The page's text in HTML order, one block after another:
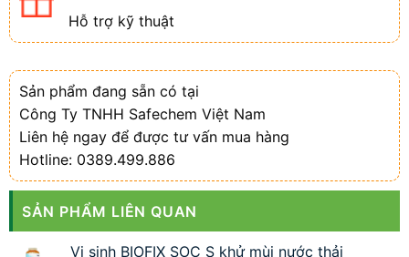
Hỗ trợ kỹ thuật
Sản phẩm đang sẵn có tại
Công Ty TNHH Safechem Việt Nam
Liên hệ ngay để được tư vấn mua hàng
Hotline: 0389.499.886
SẢN PHẨM LIÊN QUAN
Vi sinh BIOFIX SOC S khử mùi nước thải